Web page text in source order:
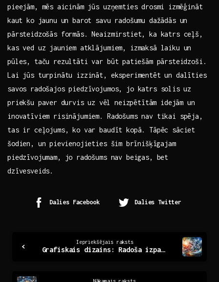
pieejām, mēs⁣ aicinām​ jūs uzņemties‌ drosmi ⁣izmēģināt
⁣kaut ko jaunu un ​barot savu ‍radošumu dažādās un‌
pārsteidzošās‍ formās. Neaizmirstiet, ka katrs ceļš,⁤
kas ved ​uz jauniem atklājumiem, izmaksā laiku un
pūles,​ taču rezultāti var būt ⁢patiešām pārsteidzoši.
Lai jūs turpinātu izzināt, eksperimentēt un dalīties
savos radošajos piedzīvojumos, jo‍ katrs solis ⁤uz⁣
priekšu paver ⁤durvis ⁣uz⁢ vēl‌ neizpētītām idejām un
inovatīviem ‌risinājumiem. Radošums nav ​tikai spēja,
tas ir ceļojums, ko var baudīt kopā. Tāpēc sāciet
šodien, un ⁢pievienojieties šim⁢ brīnišķīgajam⁣
piedzīvojumam, ‍jo ⁢radošums nav ‌beigas, bet​
dzīvesveids.
Dalies Facebook Dalies Twitter
Reading
Iepriekšējais raksts
Grafiskais dizains: Radoša izpausme un tās nozīme mūsdienās